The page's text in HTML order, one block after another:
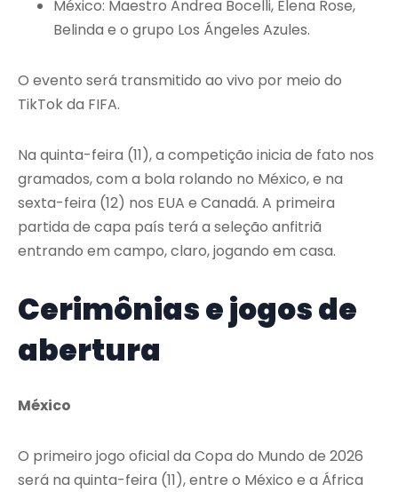
México: Maestro Andrea Bocelli, Elena Rose,
Belinda e o grupo Los Ángeles Azules.
O evento será transmitido ao vivo por meio do
TikTok da FIFA.
Na quinta-feira (11), a competição inicia de fato nos
gramados, com a bola rolando no México, e na
sexta-feira (12) nos EUA e Canadá. A primeira
partida de capa país terá a seleção anfitriã
entrando em campo, claro, jogando em casa.
Cerimônias e jogos de
abertura
México
O primeiro jogo oficial da Copa do Mundo de 2026
será na quinta-feira (11), entre o México e a África